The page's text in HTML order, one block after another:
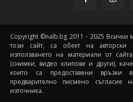
Copyright ©nalb.bg 2011 - 2025 Всички
този сайт, са обект на авторски
използването на материали от
(снимки, видео клипове и други),
които са предоставени връзки
предварително писмено
източника.